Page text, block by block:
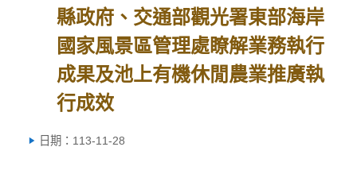
縣政府、交通部觀光署東部海岸
國家風景區管理處瞭解業務執行
成果及池上有機休閒農業推廣執
行成效
日期：113-11-28